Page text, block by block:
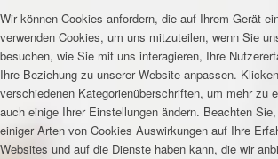
Wir können Cookies anfordern, die auf Ihrem Gerät
verwenden Cookies, um uns mitzuteilen, wenn Sie
besuchen, wie Sie mit uns interagieren, Ihre
Ihre Beziehung zu unserer Website anpassen.
verschiedenen Kategorienüberschriften, um mehr zu
auch einige Ihrer Einstellungen ändern. Beachten
einiger Arten von Cookies Auswirkungen auf Ihre
Websites und auf die Dienste haben kann, die wir